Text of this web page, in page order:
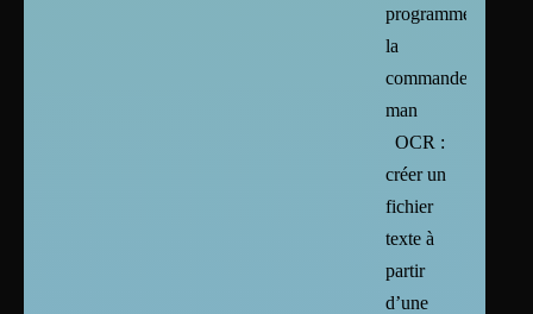
programme :
la
commande
man
OCR :
créer un
fichier
texte à
partir
d’une